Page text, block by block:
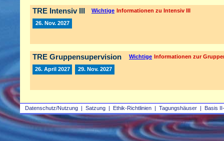
Datenschutz/Nutzung | Satzung | Ethik-Richtlinien | Tagungshäuser | Basis
TRE Intensiv III Wichtige Informationen zu Intensiv III
26. Nov. 2027
TRE Gruppensupervision Wichtige Informationen zur
26. April 2027 29. Nov. 2027